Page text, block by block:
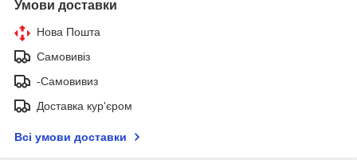
Умови доставки
Нова Пошта
Самовивіз
-Самовивиз
Доставка кур'єром
Всі умови доставки